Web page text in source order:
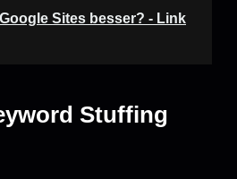
Sites besser? - Link
Stuffing